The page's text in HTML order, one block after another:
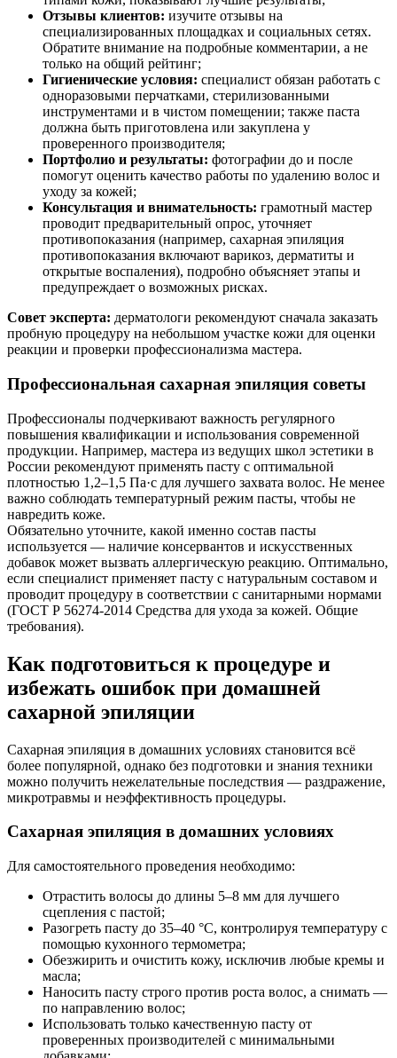
Отзывы клиентов: изучите отзывы на
специализированных площадках и социальных сетях.
Обратите внимание на подробные комментарии, а не
только на общий рейтинг;
Гигиенические условия: специалист обязан работать с
одноразовыми перчатками, стерилизованными
инструментами и в чистом помещении; также паста
должна быть приготовлена или закуплена у
проверенного производителя;
Портфолио и результаты: фотографии до и после
помогут оценить качество работы по удалению волос и
уходу за кожей;
Консультация и внимательность: грамотный мастер
проводит предварительный опрос, уточняет
противопоказания (например, сахарная эпиляция
противопоказания включают варикоз, дерматиты и
открытые воспаления), подробно объясняет этапы и
предупреждает о возможных рисках.
Совет эксперта: дерматологи рекомендуют сначала заказать
пробную процедуру на небольшом участке кожи для оценки
реакции и проверки профессионализма мастера.
Профессиональная сахарная эпиляция советы
Профессионалы подчеркивают важность регулярного
повышения квалификации и использования современной
продукции. Например, мастера из ведущих школ эстетики в
России рекомендуют применять пасту с оптимальной
плотностью 1,2–1,5 Па·с для лучшего захвата волос. Не менее
важно соблюдать температурный режим пасты, чтобы не
навредить коже.
Обязательно уточните, какой именно состав пасты
используется — наличие консервантов и искусственных
добавок может вызвать аллергическую реакцию. Оптимально,
если специалист применяет пасту с натуральным составом и
проводит процедуру в соответствии с санитарными нормами
(ГОСТ Р 56274-2014 Средства для ухода за кожей. Общие
требования).
Как подготовиться к процедуре и
избежать ошибок при домашней
сахарной эпиляции
Сахарная эпиляция в домашних условиях становится всё
более популярной, однако без подготовки и знания техники
можно получить нежелательные последствия — раздражение,
микротравмы и неэффективность процедуры.
Сахарная эпиляция в домашних условиях
Для самостоятельного проведения необходимо:
Отрастить волосы до длины 5–8 мм для лучшего
сцепления с пастой;
Разогреть пасту до 35–40 °C, контролируя температуру с
помощью кухонного термометра;
Обезжирить и очистить кожу, исключив любые кремы и
масла;
Наносить пасту строго против роста волос, а снимать —
по направлению волос;
Использовать только качественную пасту от
проверенных производителей с минимальными